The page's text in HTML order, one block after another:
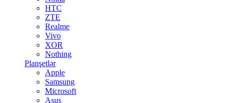
HTC
ZTE
Realme
Vivo
XOR
Nothing
Planşetlər
Apple
Samsung
Microsoft
Asus